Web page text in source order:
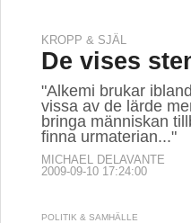
KROPP & SJÄL
De vises
"Alkemi brukar
vissa av de lärde
bringa människan
finna urmaterian..."
MICHAEL DELAVANTE
2009-09-10 17:24:00
POLITIK & SAMHÄLLE